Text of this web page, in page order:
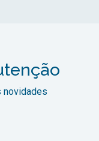
novidades